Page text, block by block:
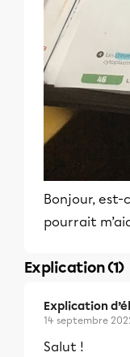
Bonjour, est-
pourrait
Explication (1)
Explication
14 septembre
Salut !